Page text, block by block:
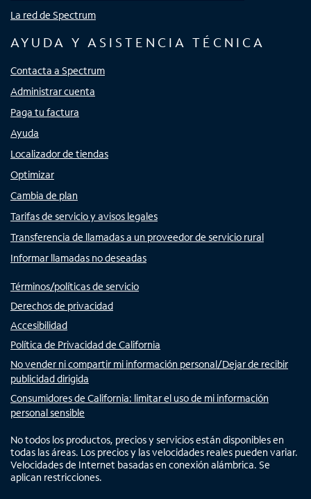
La red de Spectrum
AYUDA Y ASISTENCIA TÉCNICA
Contacta a Spectrum
Administrar cuenta
Paga tu factura
Ayuda
Localizador de tiendas
Optimizar
Cambia de plan
Tarifas de servicio y avisos legales
Transferencia de llamadas a un proveedor de servicio rural
Informar llamadas no deseadas
Términos/políticas de servicio
Derechos de privacidad
Accesibilidad
Política de Privacidad de California
No vender ni compartir mi información personal/Dejar de recibir
publicidad dirigida
Consumidores de California: limitar el uso de mi información
personal sensible
No todos los productos, precios y servicios están disponibles en
todas las áreas. Los precios y las velocidades reales pueden variar.
Velocidades de Internet basadas en conexión alámbrica. Se
aplican restricciones.